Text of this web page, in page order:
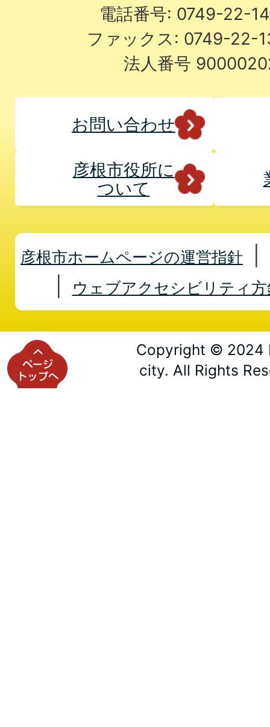
電話番号: 0749-22-
ファックス: 0749-22-
法人番号
お問い合わせ
彦根市役所に
ついて
彦根市ホームページの運営指針
ウェブアクセシビリティ方
Copyright © 2024
city. All Rights